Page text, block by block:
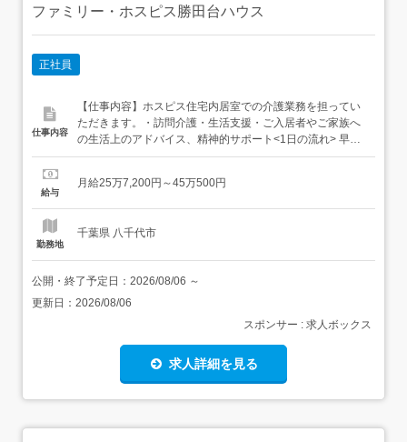
ファミリー・ホスピス勝田台ハウス
正社員
仕事内容
【仕事内容】ホスピス住宅内居室での介護業務を担ってい
ただきます。・訪問介護・生活支援・ご入居者やご家族へ
の生活上のアドバイス、精神的サポート<1日の流れ> 早出
07:00～09:00 夜勤より情報共有、モーニングケア09:00～
14:00 食事介助、清潔ケア14:00～14:30 全体カンファレン
給与
月給25万7,200円～45万500円
勤務地
千葉県 八千代市
公開・終了予定日： 2026/08/06 ～
更新日： 2026/08/06
スポンサー : 求人ボックス
求人詳細を見る